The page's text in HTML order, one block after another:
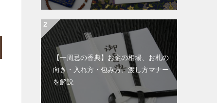
【一周忌の香典】お金の相場、お札の
向き・入れ方・包み方、渡し方マナー
を解説